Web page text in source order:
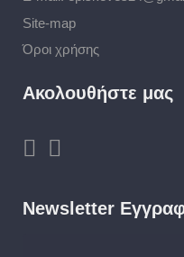
Site-map
Όροι χρήσης
Ακολουθήστε μας
Newsletter